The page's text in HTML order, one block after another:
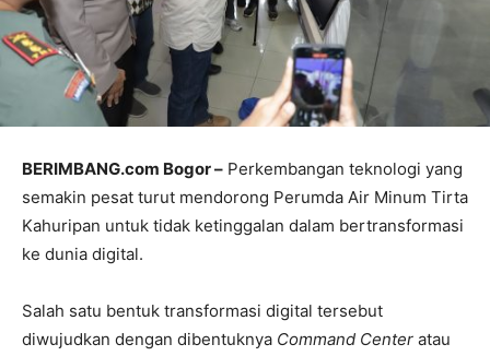
BERIMBANG.com Bogor – Perkembangan teknologi yang
semakin pesat turut mendorong Perumda Air Minum Tirta
Kahuripan untuk tidak ketinggalan dalam bertransformasi
ke dunia digital.
Salah satu bentuk transformasi digital tersebut
diwujudkan dengan dibentuknya Command Center atau